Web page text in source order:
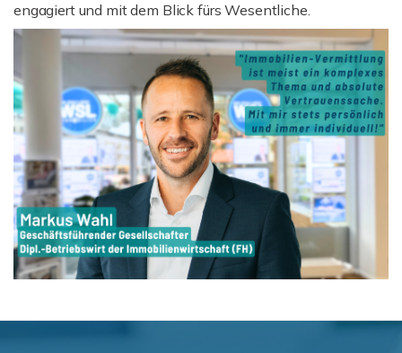
engagiert und mit dem Blick fürs Wesentliche.